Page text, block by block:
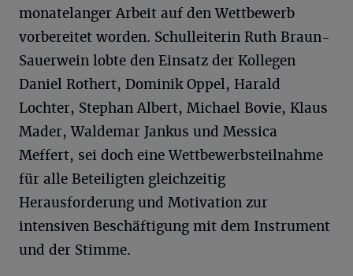
monatelanger Arbeit auf den Wettbewerb
vorbereitet worden. Schulleiterin Ruth Braun-
Sauerwein lobte den Einsatz der Kollegen
Daniel Rothert, Dominik Oppel, Harald
Lochter, Stephan Albert, Michael Bovie, Klaus
Mader, Waldemar Jankus und Messica
Meffert, sei doch eine Wettbewerbsteilnahme
für alle Beteiligten gleichzeitig
Herausforderung und Motivation zur
intensiven Beschäftigung mit dem Instrument
und der Stimme.